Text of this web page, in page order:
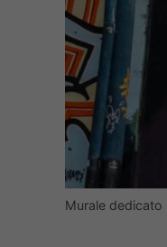
Murale dedicato